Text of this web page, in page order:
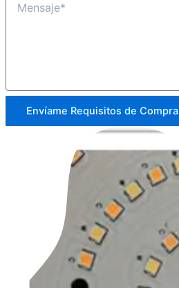
Envíame Requisitos de Compra